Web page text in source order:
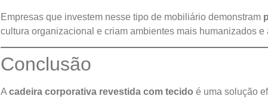
Empresas que investem nesse tipo de mobiliário demonstram
cultura organizacional e criam ambientes mais humanizados e
Conclusão
Acadeira corporativa revestida com tecido é uma solução